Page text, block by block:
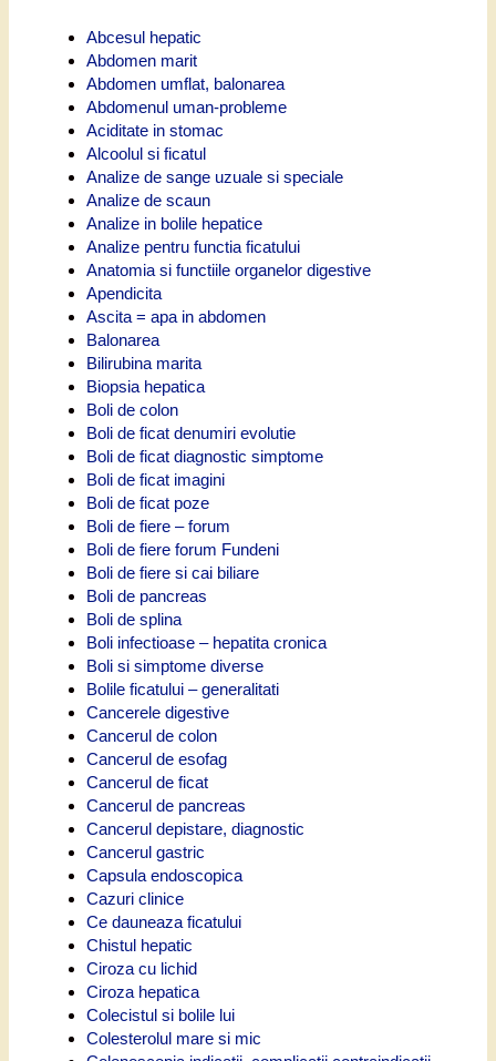
Abcesul hepatic
Abdomen marit
Abdomen umflat, balonarea
Abdomenul uman-probleme
Aciditate in stomac
Alcoolul si ficatul
Analize de sange uzuale si speciale
Analize de scaun
Analize in bolile hepatice
Analize pentru functia ficatului
Anatomia si functiile organelor digestive
Apendicita
Ascita = apa in abdomen
Balonarea
Bilirubina marita
Biopsia hepatica
Boli de colon
Boli de ficat denumiri evolutie
Boli de ficat diagnostic simptome
Boli de ficat imagini
Boli de ficat poze
Boli de fiere – forum
Boli de fiere forum Fundeni
Boli de fiere si cai biliare
Boli de pancreas
Boli de splina
Boli infectioase – hepatita cronica
Boli si simptome diverse
Bolile ficatului – generalitati
Cancerele digestive
Cancerul de colon
Cancerul de esofag
Cancerul de ficat
Cancerul de pancreas
Cancerul depistare, diagnostic
Cancerul gastric
Capsula endoscopica
Cazuri clinice
Ce dauneaza ficatului
Chistul hepatic
Ciroza cu lichid
Ciroza hepatica
Colecistul si bolile lui
Colesterolul mare si mic